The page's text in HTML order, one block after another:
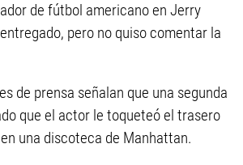
de fútbol americano en Jerry
pero no quiso comentar la
de prensa señalan que una segunda
que el actor le toqueteó el trasero
una discoteca de Manhattan.